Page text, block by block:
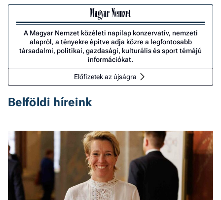
A Magyar Nemzet közéleti napilap konzervatív, nemzeti
alapról, a tényekre építve adja közre a legfontosabb
társadalmi, politikai, gazdasági, kulturális és sport témájú
információkat.
Előfizetek az újságra
Belföldi híreink